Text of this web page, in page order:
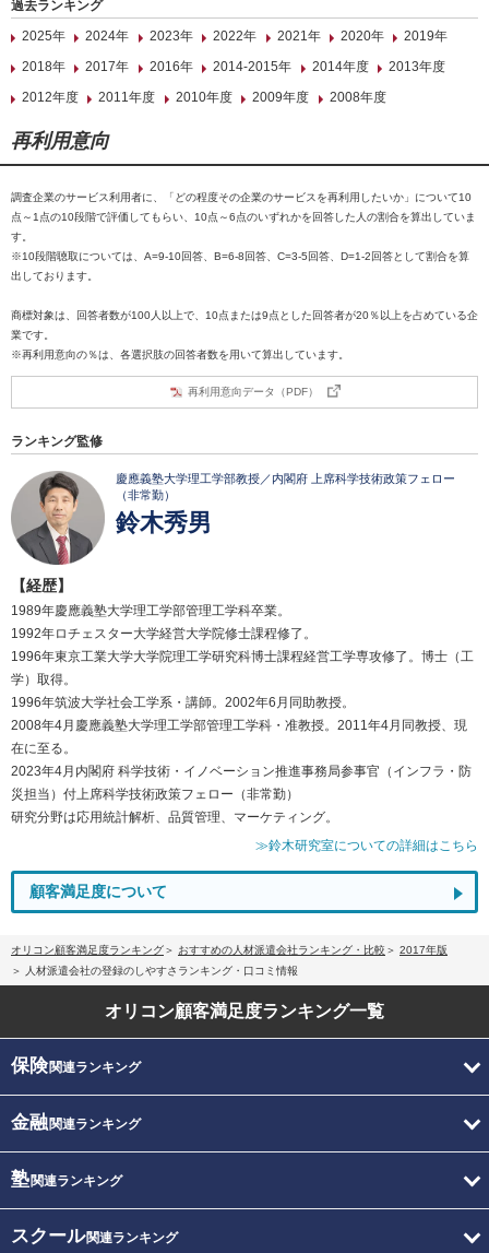
過去ランキング
2025年
2024年 2023年 2022年 2021年 2020年
2019年
2018年
2017年 2016年 2014-2015年 2014年度
2013年度
2012年度
2011年度 2010年度 2009年度 2008年度
再利用意向
調査企業のサービス利用者に、「どの程度その企業のサービスを再利用したいか」について10
点～1点の10段階で評価してもらい、10点～6点のいずれかを回答した人の割合を算出していま
す。
※10段階聴取については、A=9-10回答、B=6-8回答、C=3-5回答、D=1-2回答として割合を算
出しております。
商標対象は、回答者数が100人以上で、10点または9点とした回答者が20％以上を占めている企
業です。
※再利用意向の％は、各選択肢の回答者数を用いて算出しています。
再利用意向データ（PDF）
ランキング監修
慶應義塾大学理工学部教授／内閣府 上席科学技術政策フェロー
（非常勤）
鈴木秀男
【経歴】
1989年慶應義塾大学理工学部管理工学科卒業。
1992年ロチェスター大学経営大学院修士課程修了。
1996年東京工業大学大学院理工学研究科博士課程経営工学専攻修了。博士（工
学）取得。
1996年筑波大学社会工学系・講師。2002年6月同助教授。
2008年4月慶應義塾大学理工学部管理工学科・准教授。2011年4月同教授、現
在に至る。
2023年4月内閣府 科学技術・イノベーション推進事務局参事官（インフラ・防
災担当）付上席科学技術政策フェロー（非常勤）
研究分野は応用統計解析、品質管理、マーケティング。
≫鈴木研究室についての詳細はこちら
顧客満足度について
オリコン顧客満足度ランキング おすすめの人材派遣会社ランキング・比較
2017年版
人材派遣会社の登録のしやすさランキング・口コミ情報
オリコン顧客満足度ランキング一覧
保険関連ランキング
金融関連ランキング
塾関連ランキング
スクール関連ランキング